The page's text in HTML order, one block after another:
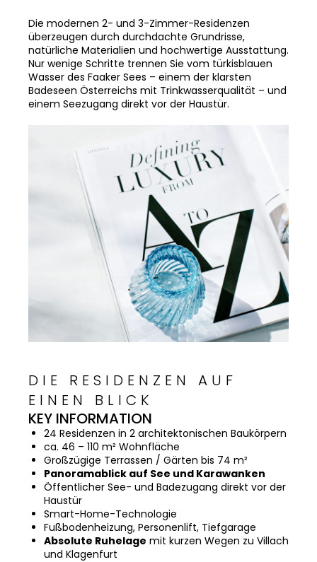
Die modernen 2- und 3-Zimmer-Residenzen
überzeugen durch durchdachte Grundrisse,
natürliche Materialien und hochwertige Ausstattung.
Nur wenige Schritte trennen Sie vom türkisblauen
Wasser des Faaker Sees – einem der klarsten
Badeseen Österreichs mit Trinkwasserqualität – und
einem Seezugang direkt vor der Haustür.
DIE RESIDENZEN AUF
EINEN BLICK
KEY INFORMATION
24 Residenzen in 2 architektonischen Baukörpern
ca. 46 – 110 m² Wohnfläche
Großzügige Terrassen / Gärten bis 74 m²
Panoramablick auf See und Karawanken
Öffentlicher See- und Badezugang direkt vor der
Haustür
Smart-Home-Technologie
Fußbodenheizung, Personenlift, Tiefgarage
Absolute Ruhelage mit kurzen Wegen zu Villach
und Klagenfurt